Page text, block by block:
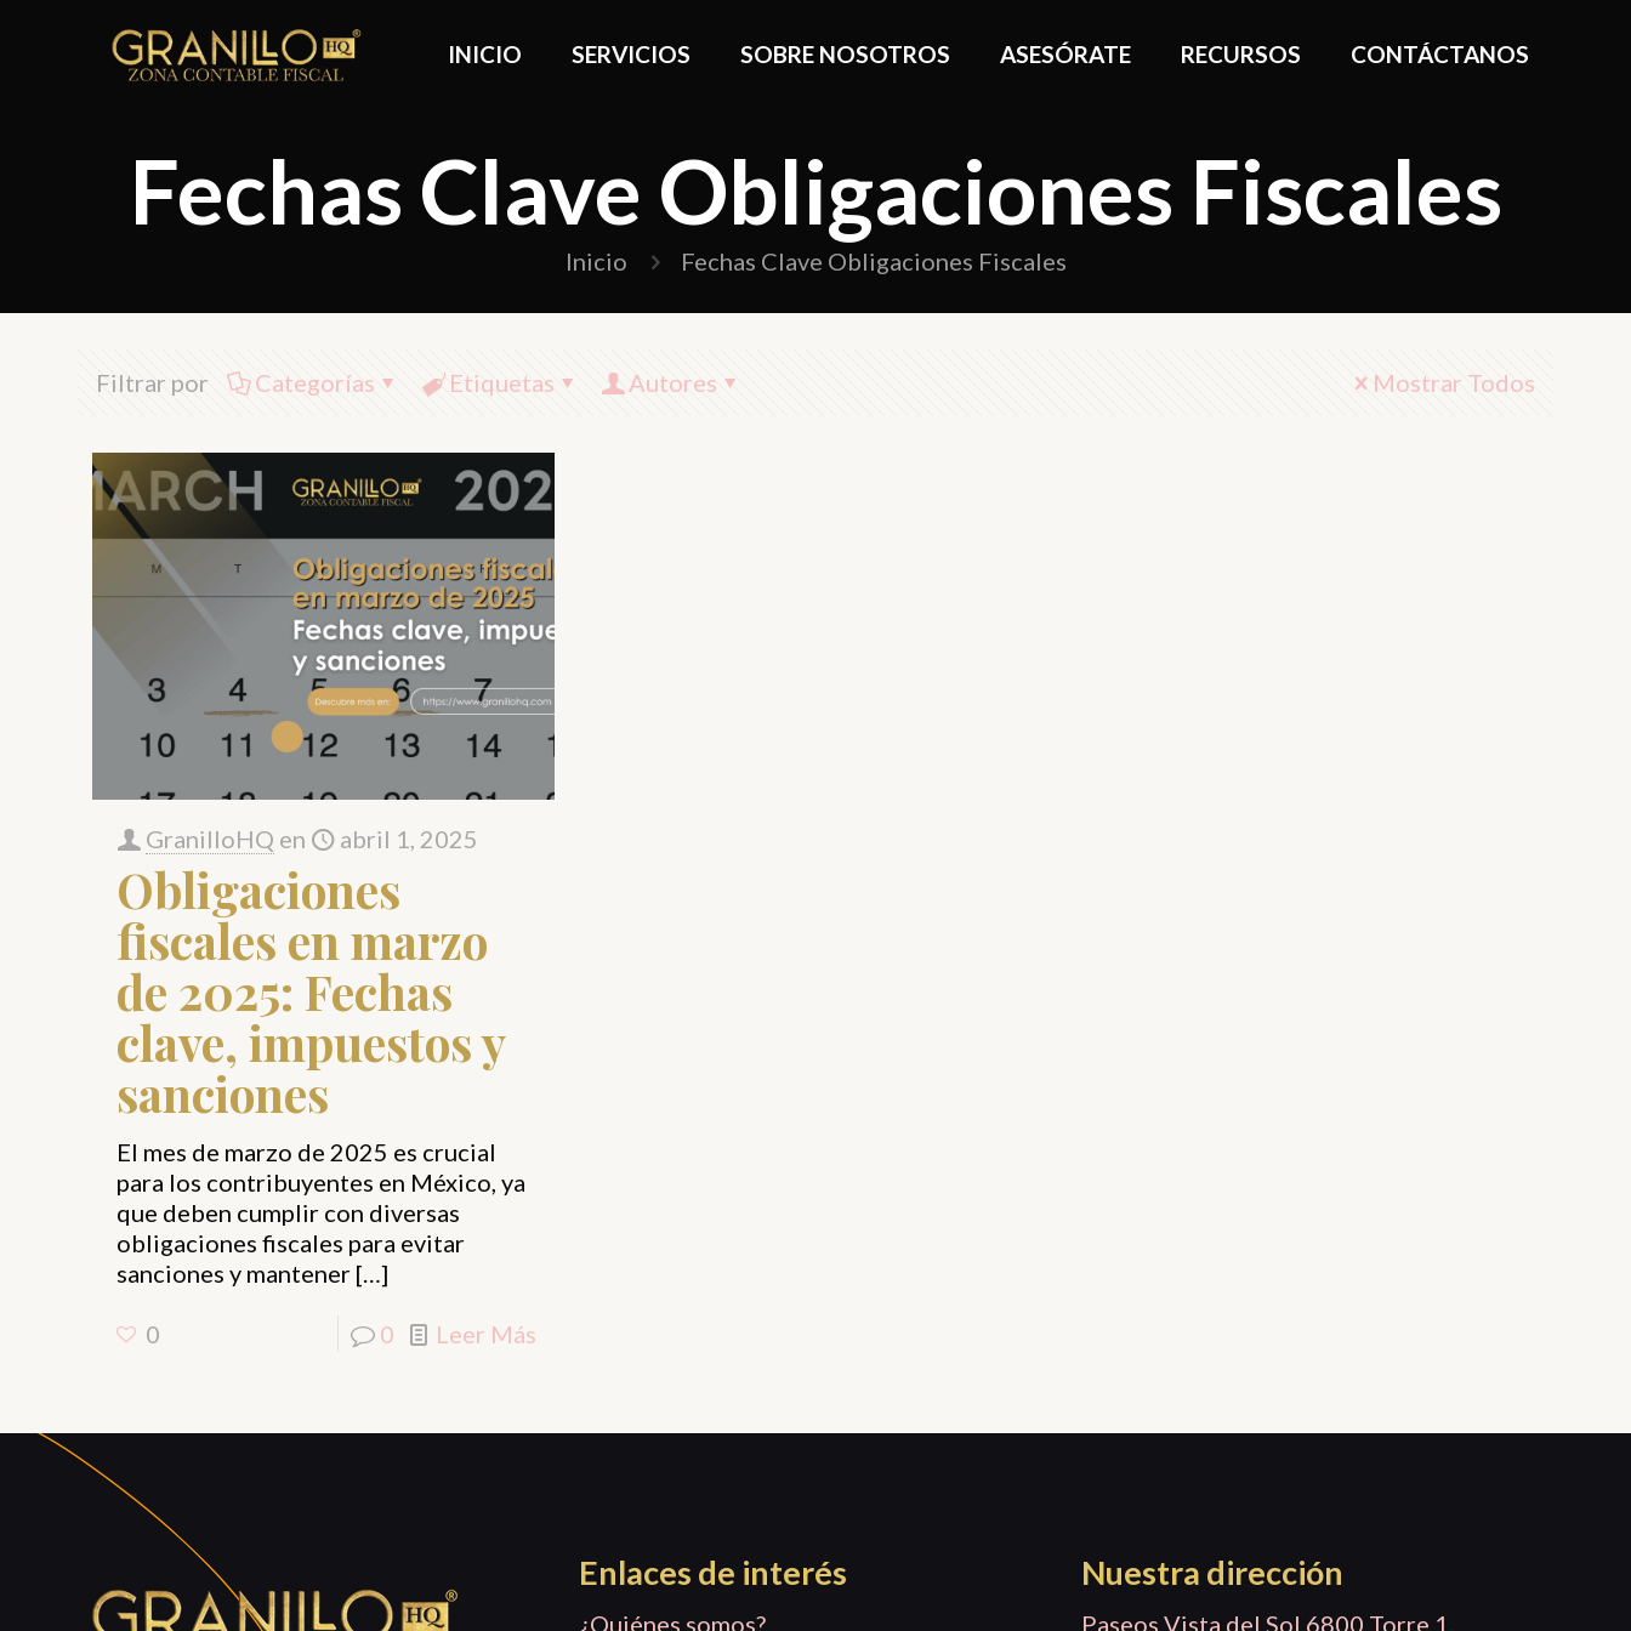
INICIO SERVICIOS SOBRE NOSOTROS ASESÓRATE RECURSOS CONTÁCTANOS
Fechas Clave Obligaciones Fiscales
Inicio Fechas Clave Obligaciones Fiscales
Filtrar por Categorías Etiquetas Autores Mostrar Todos
GranilloHQ en abril 1, 2025
Obligaciones
fiscales en marzo
de 2025: Fechas
clave, impuestos y
sanciones
El mes de marzo de 2025 es crucial
para los contribuyentes en México, ya
que deben cumplir con diversas
obligaciones fiscales para evitar
sanciones y mantener […]
0 0 Leer Más
Enlaces de interés
¿Quiénes somos?
Nuestra dirección
Paseos Vista del Sol 6800 Torre 1,